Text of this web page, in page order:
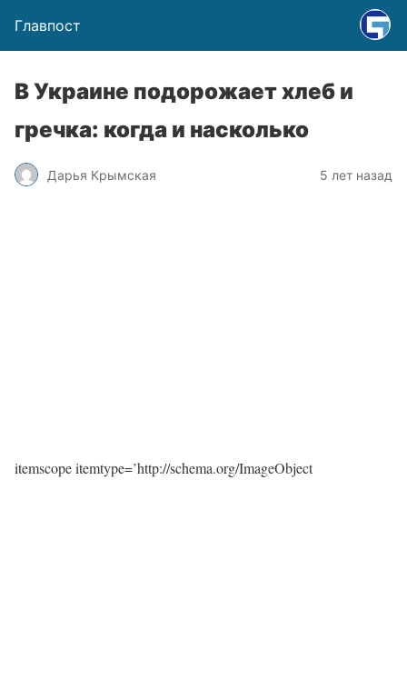
Главпост
В Украине подорожает хлеб и
гречка: когда и насколько
Дарья Крымская 5 лет назад
itemscope itemtype=’http://schema.org/ImageObject